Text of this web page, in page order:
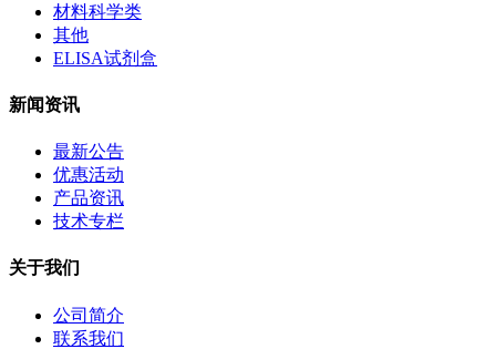
材料科学类
其他
ELISA试剂盒
新闻资讯
最新公告
优惠活动
产品资讯
技术专栏
关于我们
公司简介
联系我们